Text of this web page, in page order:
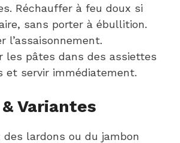
Réchauffer à feu doux si
sans porter à ébullition.
l’assaisonnement.
les pâtes dans des assiettes
et servir immédiatement.
Variantes
des lardons ou du jambon